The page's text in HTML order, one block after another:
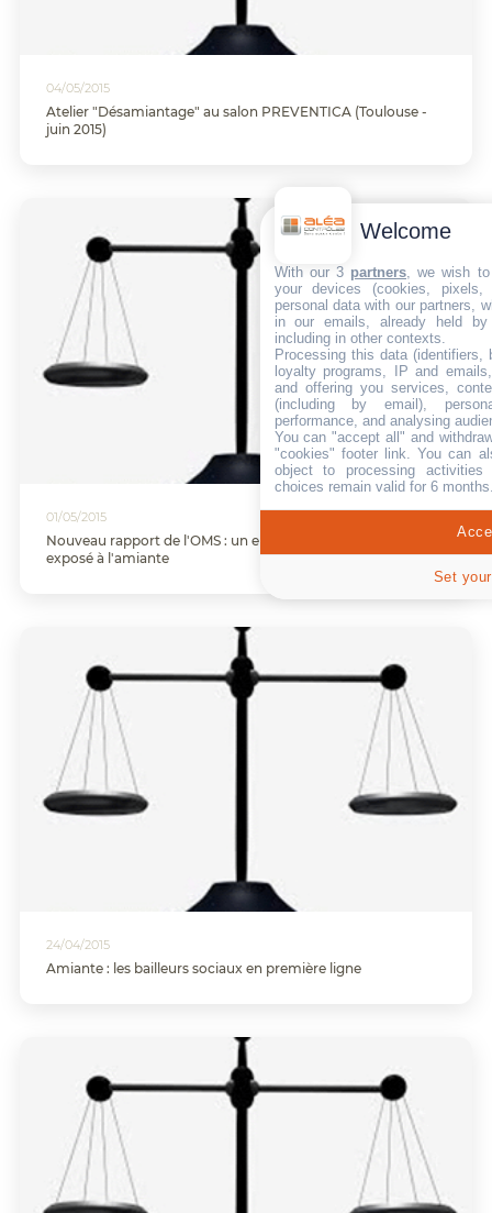
04/05/2015
Atelier "Désamiantage" au salon PREVENTICA (Toulouse -
juin 2015)
01/05/2015
Nouveau rapport de l'OMS : un européen sur trois a minima
exposé à l'amiante
24/04/2015
Amiante : les bailleurs sociaux en première ligne
Welcome
With our 3 partners, we wish to
your devices (cookies,
personal data with our partners,
in our emails, already held
including in other contexts.
Processing this data (identifiers,
loyalty programs, IP and
and offering you services,
(including by email),
performance, and analysing
You can "accept all" and
"cookies" footer link. You can
object to processing
choices remain valid for 6
Set